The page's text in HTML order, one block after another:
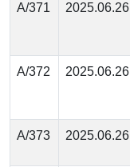
А/371 2025.06.26
А/372 2025.06.26
А/373 2025.06.26